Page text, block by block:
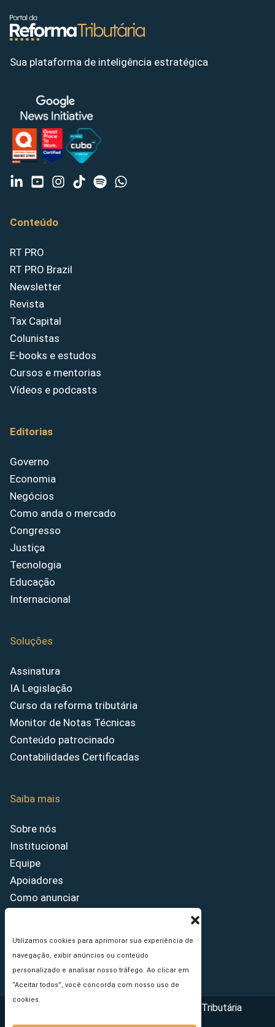
Utilizamos cookies para aprimorar sua experiência de
navegação, exibir anúncios ou conteúdo
personalizado e analisar nosso tráfego. Ao clicar em
“Aceitar todos”, você concorda com nosso uso de
cookies.
Sua plataforma de inteligência estratégica
Conteúdo
RT PRO
RT PRO Brazil
Newsletter
Revista
Tax Capital
Colunistas
E-books e estudos
Cursos e mentorias
Vídeos e podcasts
Editorias
Governo
Economia
Negócios
Como anda o mercado
Congresso
Justiça
Tecnologia
Educação
Internacional
Soluções
Assinatura
IA Legislação
Curso da reforma tributária
Monitor de Notas Técnicas
Conteúdo patrocinado
Contabilidades Certificadas
Saiba mais
Sobre nós
Institucional
Equipe
Apoiadores
Como anunciar
Princípios Editoriais
Copyright © 2026 - Portal da Reforma Tributária